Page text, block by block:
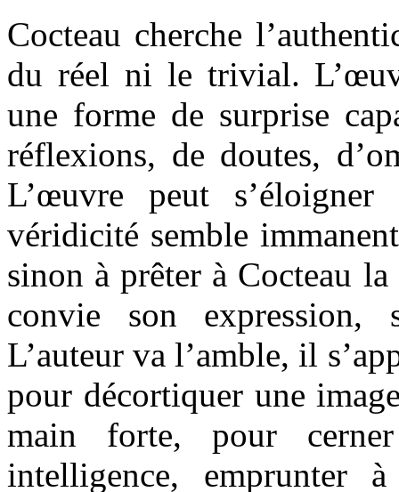
Cocteau cherche
du réel ni le trivial.
une forme de surprise
réflexions, de doutes,
L’œuvre peut
véridicité semble
sinon à prêter à Cocteau
convie son expression,
L’auteur va l’amble, il
pour décortiquer une
main forte, pour
intelligence, emprunter